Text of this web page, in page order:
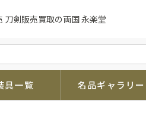
刀剣販売買取の両国 永楽堂
具一覧 名品ギャラリー